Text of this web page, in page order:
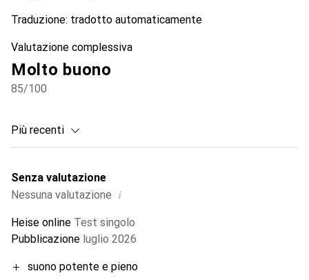
Traduzione: tradotto automaticamente
Valutazione complessiva
Molto buono
85/100
Più recenti
Senza valutazione
Nessuna valutazione i
Heise online Test singolo
Pubblicazione luglio 2026
suono potente e pieno